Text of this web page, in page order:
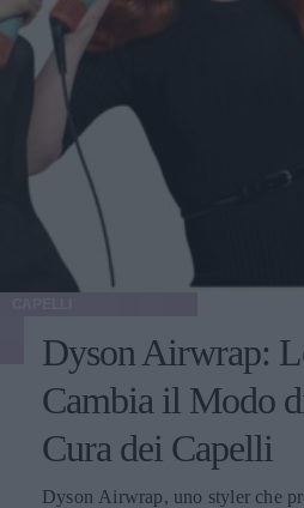
Dyson Airwrap:
Cambia il Modo
Cura dei Capelli
Dyson Airwrap, uno styler che